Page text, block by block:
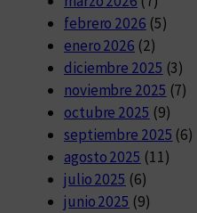
febrero 2026 (5)
enero 2026 (2)
diciembre 2025 (3)
noviembre 2025 (7)
octubre 2025 (9)
septiembre 2025 (6)
agosto 2025 (11)
julio 2025 (6)
junio 2025 (9)